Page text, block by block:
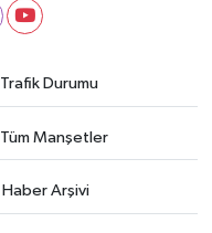
Trafik Durumu
Tüm Manşetler
Haber Arşivi